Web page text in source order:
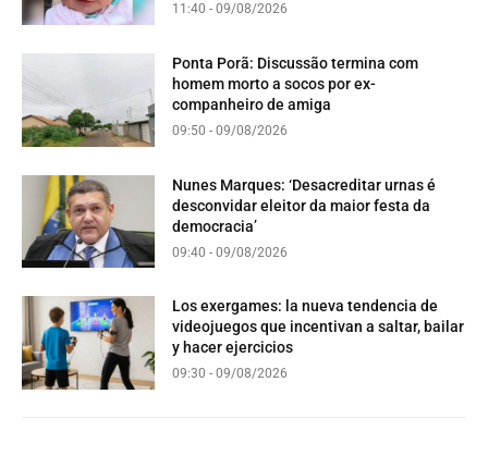
11:40 - 09/08/2026
Ponta Porã: Discussão termina com
homem morto a socos por ex-
companheiro de amiga
09:50 - 09/08/2026
Nunes Marques: ‘Desacreditar urnas é
desconvidar eleitor da maior festa da
democracia’
09:40 - 09/08/2026
Los exergames: la nueva tendencia de
videojuegos que incentivan a saltar, bailar
y hacer ejercicios
09:30 - 09/08/2026